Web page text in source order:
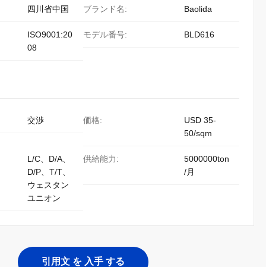
四川省中国 ブランド名: Baolida
ISO9001:20
08
モデル番号: BLD616
交渉 価格:
USD 35-
50/sqm
L/C、D/A、
D/P、T/T、
ウェスタン
ユニオン
供給能力:
5000000ton
/月
引用文 を 入手 する